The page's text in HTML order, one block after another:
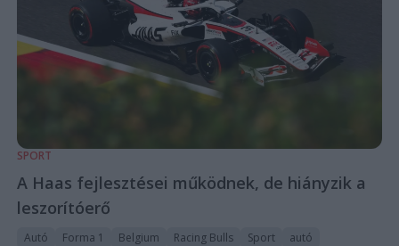
SPORT
A Haas fejlesztései működnek, de hiányzik a
leszorítóerő
Autó Forma 1 Belgium Racing Bulls Sport autó